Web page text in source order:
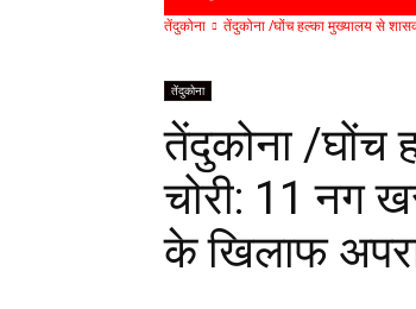
तेंदुकोना तेंदुकोना /घोंच हल्का मुख्यालय से
तेंदुकोना
तेंदुकोना /घोंच
चोरी: 11 नग
के खिलाफ